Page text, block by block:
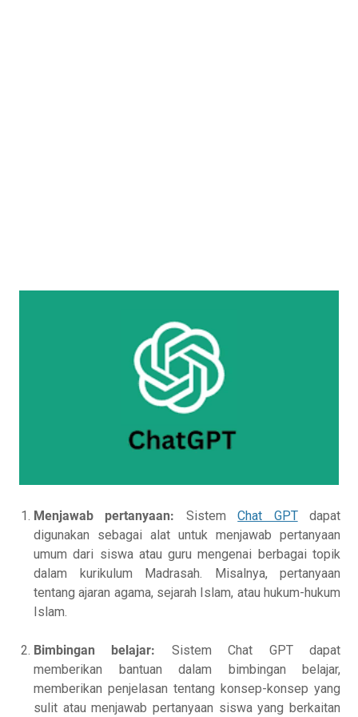
Menjawab pertanyaan: SistemChat GPTdapat
digunakan sebagai alat untuk menjawab pertanyaan
umum dari siswa atau guru mengenai berbagai topik
dalam kurikulum Madrasah. Misalnya, pertanyaan
tentang ajaran agama, sejarah Islam, atau hukum-hukum
Islam.
Bimbingan belajar: Sistem Chat GPT dapat
memberikan bantuan dalam bimbingan belajar,
memberikan penjelasan tentang konsep-konsep yang
sulit atau menjawab pertanyaan siswa yang berkaitan